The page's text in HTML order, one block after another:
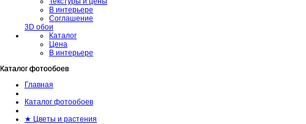
В интерьере
Соглашение
3D обои
Каталог
Цена
В интерьере
Каталог фотообоев
Каталог фотообоев
Главная
Каталог фотообоев
★ Цветы и растения